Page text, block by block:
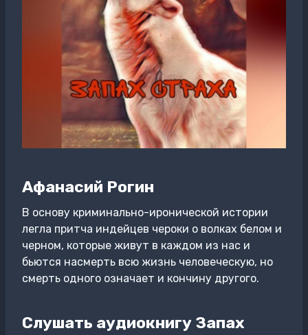
Афанасий Рогин
В основу криминально-иронической истории
легла притча индейцев чероки о волках белом и
черном, которые живут в каждом из нас и
бьются насмерть всю жизнь человеческую, но
смерть одного означает и кончину другого.
Слушать аудиокнигу Запах